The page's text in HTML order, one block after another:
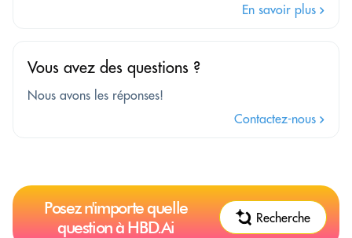
En savoir plus
Vous avez des questions ?
Nous avons les réponses!
Contactez-nous
Posez n'importe quelle
question à HBD.Ai
Recherche